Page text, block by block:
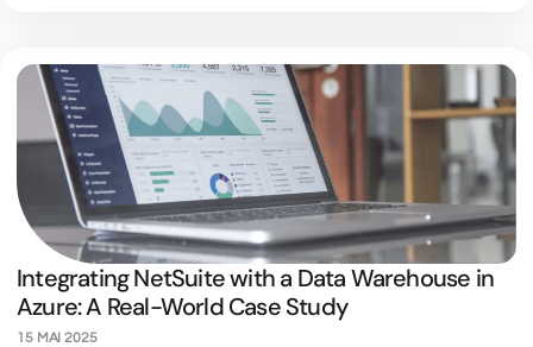
Integrating NetSuite with a Data Warehouse in
Azure: A Real-World Case Study
15 MAI 2025